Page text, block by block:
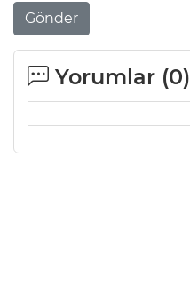
Gönder
Yorumlar (0)